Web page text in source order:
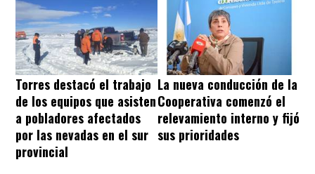
Torres destacó el trabajo
de los equipos que asisten
a pobladores afectados
por las nevadas en el sur
provincial
La nueva conducción de la
Cooperativa comenzó el
relevamiento interno y fijó
sus prioridades